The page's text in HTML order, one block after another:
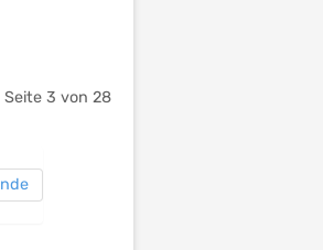
Seite 3 von 28